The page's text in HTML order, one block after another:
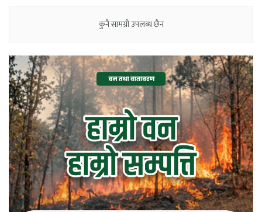
कुनै सामग्री उपलब्ध छैन